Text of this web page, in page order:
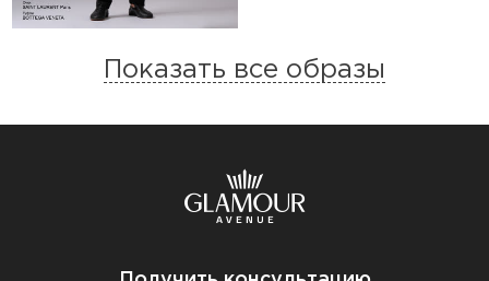
Показать все образы